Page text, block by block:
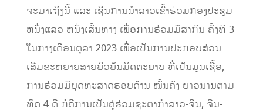
ຈະມາເຖິງນີ້ ແລະ ເຊີນການນໍາລາວເຂົ້າຮ່ວມກອງປະຊຸມ
ຫນຶ່ງແລວ ຫນຶ່ງເສັ້ນທາງ ເພື່ອການຮ່ວມມືສາກົນ ຄັ້ງທີ 3
ໃນກາງເດືອນຕຸລາ 2023 ເພື່ອເປັນການປະກອບສ່ວນ
ເສີມຂະຫຍາຍສາຍພົວພັນມິດຕະພາບ ທີ່ເປັນມູນເຊື້ອ,
ການຮ່ວມມືຍຸດທະສາດຮອບດ້ານ ໝັ້ນຄົງ ຍາວນານຕາມ
ທິດ 4 ດີ ກໍຄືການເປັນຄູ່ຮ່ວມຊະຕາກຳລາວ-ຈີນ, ຈີນ-